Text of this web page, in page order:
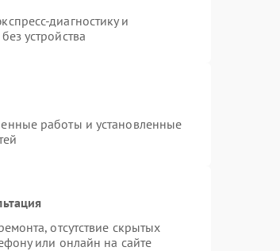
диагностику и
устройства
работы и установленные
отсутствие скрытых
или онлайн на сайте